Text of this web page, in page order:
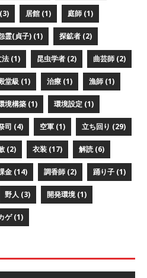
居館 (1) 庭師 (1)
霊(貞子) (1) 探鉱者 (2)
法 (1) 昆虫学者 (2) 曲芸師 (2)
堂級 (1) 治療 (1) 漁師 (1)
境構築 (1) 環境設定 (1)
司 (4) 空軍 (1) 立ち回り (29)
(2) 衣装 (17) 解読 (6)
金 (14) 調香師 (2) 踊り子 (1)
野人 (3) 開発環境 (1)
ゲ (1)